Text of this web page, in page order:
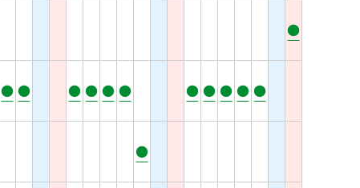
●
● ● ● ● ● ● ● ● ● ● ●
●